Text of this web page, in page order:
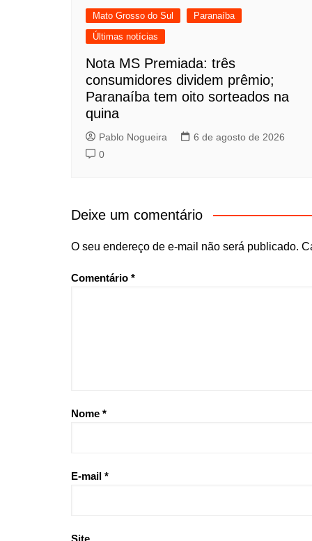
Mato Grosso do Sul
Paranaíba
Últimas notícias
Nota MS Premiada: três
consumidores dividem prêmio;
Paranaíba tem oito sorteados na
quina
Pablo Nogueira
6 de agosto de 2026
0
Deixe um comentário
O seu endereço de e-mail não será publicado.
Comentário *
Nome *
E-mail *
Site